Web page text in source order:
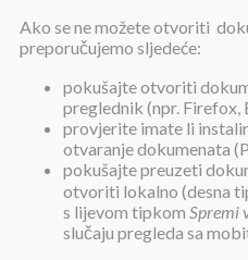
Zahtjev za
informacije
Objavljeno:21. prosinca 2024.
Ako se ne možete otvoriti
preporučujemo sljedeće:
pokušajte otvoriti
preglednik (npr. Firefox,
provjerite imate li
otvaranje dokumenata
pokušajte preuzeti
otvoriti lokalno (desna
s lijevom tipkom Spremi
slučaju pregleda sa